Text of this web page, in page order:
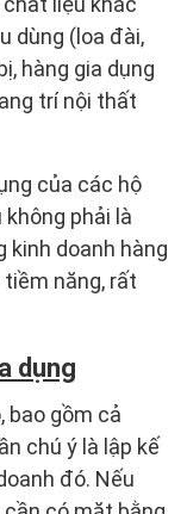
dùng (loa đài,
hàng gia dụng
trí nội thất
của các hộ
không phải là
kinh doanh hàng
năng, rất
dụng
bao gồm cả
chú ý là lập kế
đó. Nếu